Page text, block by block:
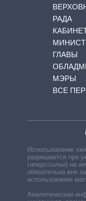
РАДА
ГЛАВЫ
МЭРЫ
ВСЕ
Использование
разрешается при
гиперссылки) на
обязательна вне
использования
Аналитическая